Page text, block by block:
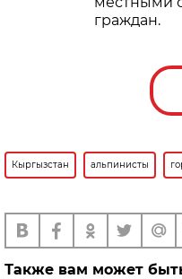
граждан.
Кыргызстан альпинисты
Также вам может